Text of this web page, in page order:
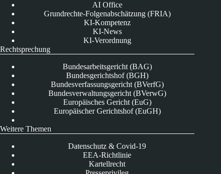
AI Office
Grundrechte-Folgenabschätzung (FRIA)
KI-Kompetenz
KI-News
KI-Verordnung
Rechtsprechung
Bundesarbeitsgericht (BAG)
Bundesgerichtshof (BGH)
Bundesverfassungsgericht (BVerfG)
Bundesverwaltungsgericht (BVerwG)
Europäisches Gericht (EuG)
Europäischer Gerichtshof (EuGH)
Weitere Themen
Datenschutz & Covid-19
EEA-Richtlinie
Kartellrecht